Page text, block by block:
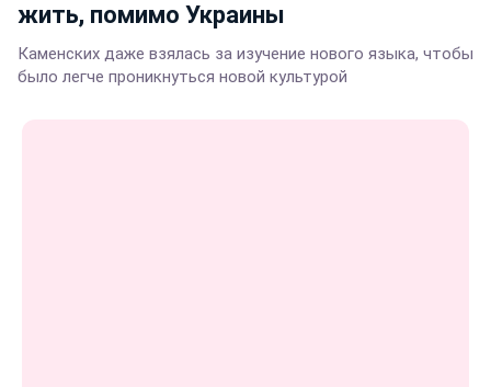
жить, помимо Украины
Каменских даже взялась за изучение нового языка, чтобы
было легче проникнуться новой культурой